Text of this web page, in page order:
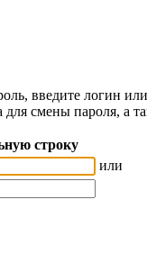
введите логин
для смены пароля, а
строку
или